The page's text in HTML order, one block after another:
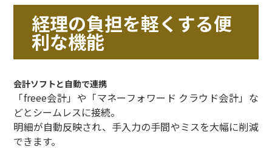
経理の負担を軽くする便
利な機能
会計ソフトと自動で連携
「freee会計」や「マネーフォワード クラウド会計」な
どとシームレスに接続。
明細が自動反映され、手入力の手間やミスを大幅に削減
できます。